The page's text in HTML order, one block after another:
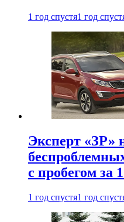
1 год спустя1 год
Эксперт «ЗР»
с пробегом за
1 год спустя1 год